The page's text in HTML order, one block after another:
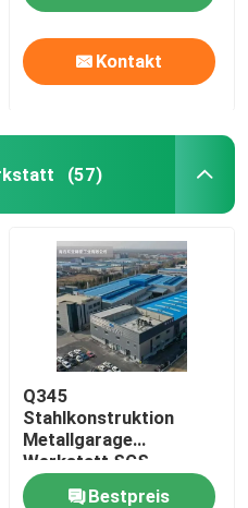
Kontakt
(57)
Q345
Stahlkonstruktion
Metallgarage
Werkstatt SGS-
Zertifikat
Bestpreis